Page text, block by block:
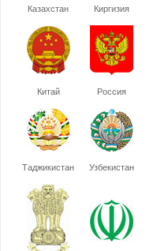
Казахстан Киргизия
Китай Россия
Таджикистан Узбекистан